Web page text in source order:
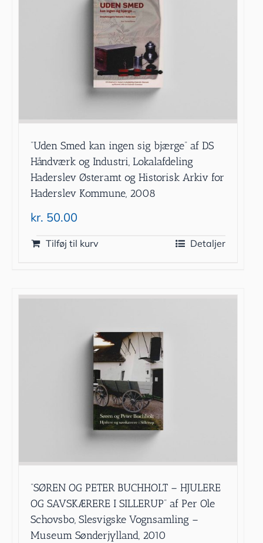
”Uden Smed kan ingen sig bjærge” af DS
Håndværk og Industri, Lokalafdeling
Haderslev Østeramt og Historisk Arkiv for
Haderslev Kommune, 2008
kr. 50.00
Tilføj til kurv Detaljer
”SØREN OG PETER BUCHHOLT – HJULERE
OG SAVSKÆRERE I SILLERUP” af Per Ole
Schovsbo, Slesvigske Vognsamling –
Museum Sønderjylland, 2010